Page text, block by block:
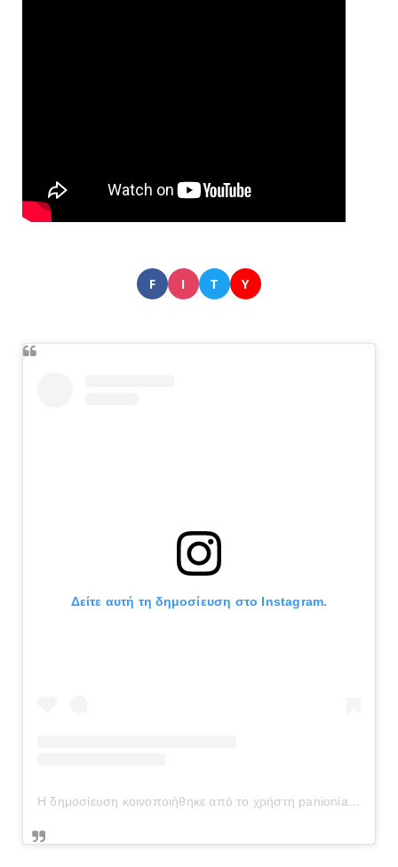
F I T Y
Δείτε αυτή τη δημοσίευση στο Instagram.
Η δημοσίευση κοινοποιήθηκε από το χρήστη panionianea.gr (@panionianea.gr)